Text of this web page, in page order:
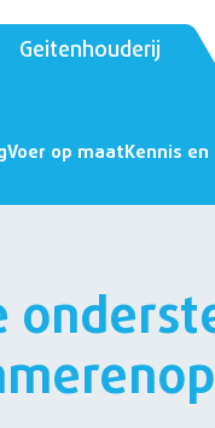
Geitenhouderij
Voer op maatKennis